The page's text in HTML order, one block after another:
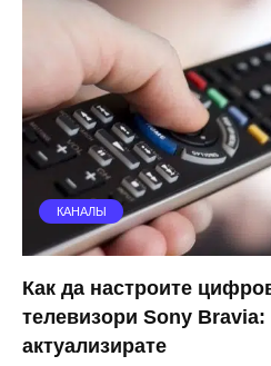
КАНАЛЫ
Как да настроите
телевизори Sony Bravia:
актуализирате